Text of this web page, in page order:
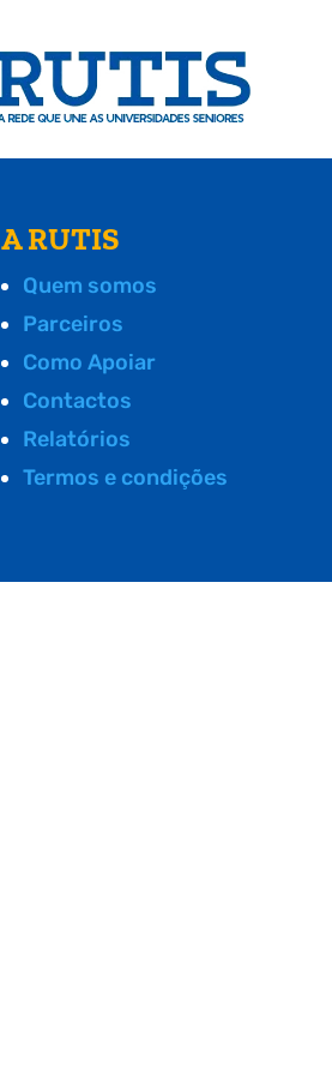
A RUTIS
Quem somos
Parceiros
Como Apoiar
Contactos
Relatórios
Termos e condições